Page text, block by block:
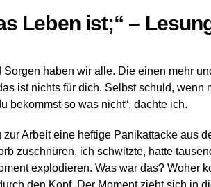
Leben ist;“ –
Sorgen haben wir alle. Die einen mehr
ist nichts für dich. Selbst schuld, wenn
bekommst so was nicht“, dachte ich.
Arbeit eine heftige Panikattacke aus
zuschnüren, ich schwitzte, hatte
explodieren. Was war das? Woher